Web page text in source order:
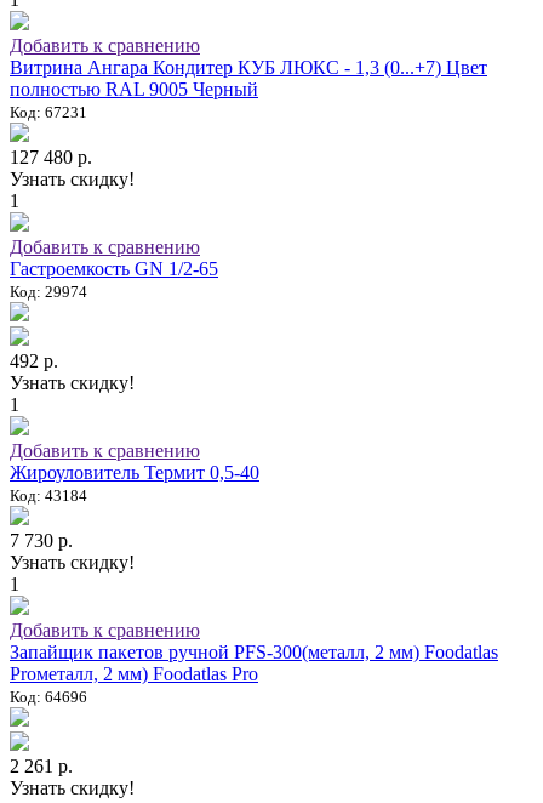
Добавить к сравнению
Витрина Ангара Кондитер КУБ ЛЮКС - 1,3 (0...+7) Цвет
полностью RAL 9005 Черный
Код: 67231
127 480 р.
Узнать скидку!
1
Добавить к сравнению
Гастроемкость GN 1/2-65
Код: 29974
492 р.
Узнать скидку!
1
Добавить к сравнению
Жироуловитель Термит 0,5-40
Код: 43184
7 730 р.
Узнать скидку!
1
Добавить к сравнению
Запайщик пакетов ручной PFS-300(металл, 2 мм) Foodatlas
Proметалл, 2 мм) Foodatlas Pro
Код: 64696
2 261 р.
Узнать скидку!